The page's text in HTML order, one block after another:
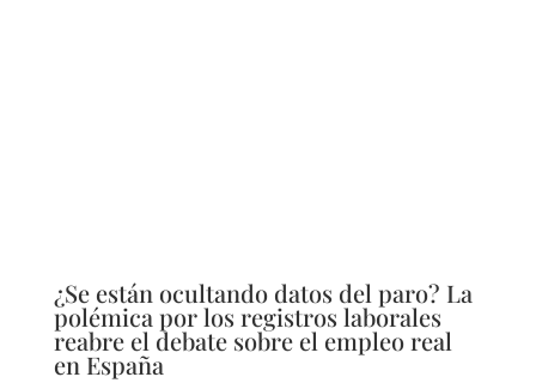
¿Se están ocultando datos del paro? La
polémica por los registros laborales
reabre el debate sobre el empleo real
en España